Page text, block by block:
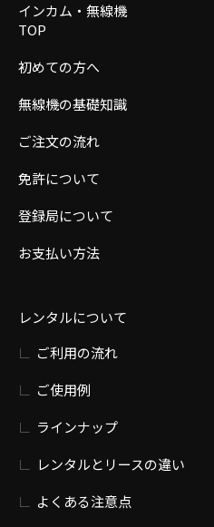
インカム・無線機
TOP
初めての方へ
無線機の基礎知識
ご注文の流れ
免許について
登録局について
お支払い方法
レンタルについて
ご利用の流れ
ご使用例
ラインナップ
レンタルとリースの違い
よくある注意点